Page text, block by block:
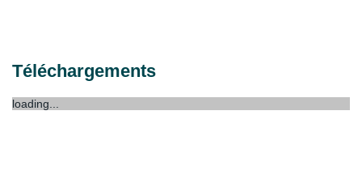
Téléchargements
loading...